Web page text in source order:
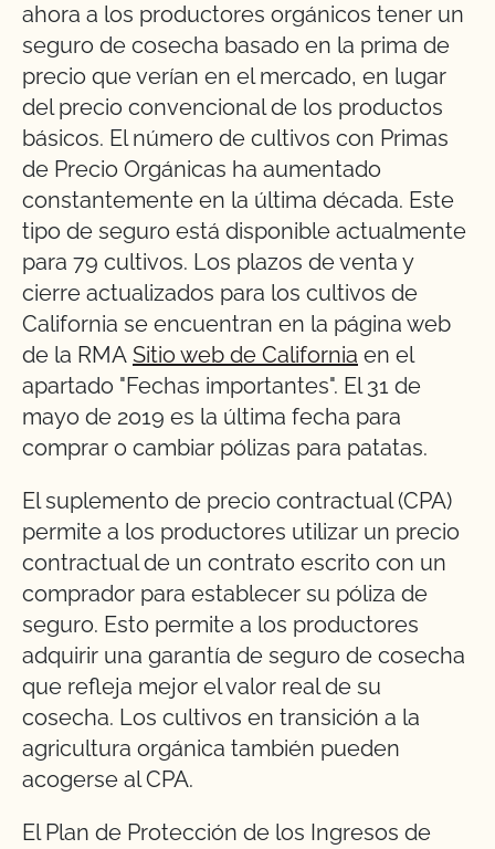
ahora a los productores orgánicos tener un
seguro de cosecha basado en la prima de
precio que verían en el mercado, en lugar
del precio convencional de los productos
básicos. El número de cultivos con Primas
de Precio Orgánicas ha aumentado
constantemente en la última década. Este
tipo de seguro está disponible actualmente
para 79 cultivos. Los plazos de venta y
cierre actualizados para los cultivos de
California se encuentran en la página web
de la RMA Sitio web de California en el
apartado "Fechas importantes". El 31 de
mayo de 2019 es la última fecha para
comprar o cambiar pólizas para patatas.
El suplemento de precio contractual (CPA)
permite a los productores utilizar un precio
contractual de un contrato escrito con un
comprador para establecer su póliza de
seguro. Esto permite a los productores
adquirir una garantía de seguro de cosecha
que refleja mejor el valor real de su
cosecha. Los cultivos en transición a la
agricultura orgánica también pueden
acogerse al CPA.
El Plan de Protección de los Ingresos de